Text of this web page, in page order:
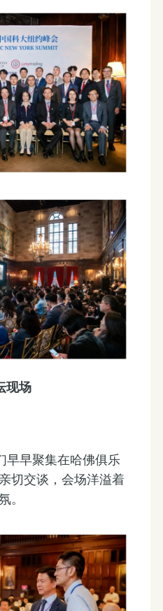
现场
早早聚集在哈佛俱乐
切交谈，会场洋溢着
。